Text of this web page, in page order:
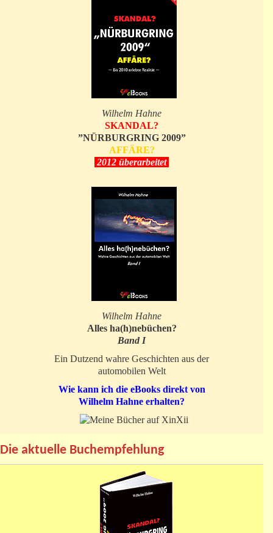
Wilhelm Hahne
SKANDAL?
”NÜRBURGRING 2009”
AFFÄRE?
2012 überarbeitet
Wilhelm Hahne
Alles ha(h)nebüchen?
Band I
Ein Dutzend wahre Geschichten aus der
automobilen Welt
Wie kann ich die eBooks direkt von
Wilhelm Hahne erhalten?
Die aktuelle Buchempfehlung